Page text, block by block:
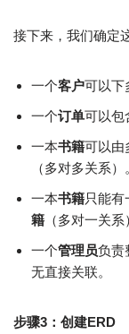
接下来，我们确定
一个客户可以下
一个订单可以包
一本书籍可以由
（多对多关系）
一本书籍只能有
籍 （多对一关系
一个管理员负责
无直接关联。
步骤3：创建ERD